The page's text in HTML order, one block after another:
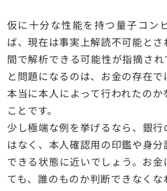
仮に十分な性能を持つ量子コン
ば、現在は事実上解読不可能と
間で解析できる可能性が指摘さ
と問題になるのは、お金の存在
本当に本人によって行われたの
ことです。
少し極端な例を挙げるなら、銀
はなく、本人確認用の印鑑や身
できる状態に近いでしょう。お
ても、誰のものか判断できなく